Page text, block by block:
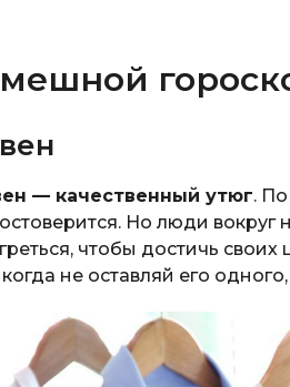
— качественный утюг.
Но люди вокруг
чтобы достичь
не оставляй его